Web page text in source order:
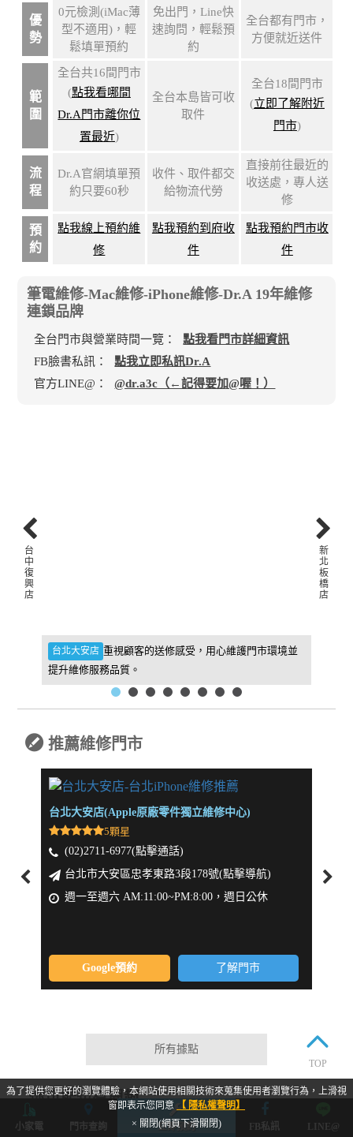
優
勢
0元檢測(iMac薄
型不適用)，輕
鬆填單預約
免出門，Line快
速詢問，輕鬆預
約
全台都有門市，
方便就近送件
範
圍
全台共16間門市
(點我看哪間
Dr.A門市離你位
置最近)
全台本島皆可收
取件
全台18間門市
(立即了解附近
門市)
流
程
Dr.A官網填單預
約只要60秒
收件、取件都交
給物流代勞
直接前往最近的
收送處，專人送
修
預
約
點我線上預約維
修
點我預約到府收
件
點我預約門市收
件
筆電維修-Mac維修-iPhone維修-Dr.A 19年維修
連鎖品牌
全台門市與營業時間一覽：
點我看門市詳細資訊
FB臉書私訊：
點我立即私訊Dr.A
官方LINE@：
@dr.a3c（←記得要加@喔！）
台北大安店 重視顧客的送修感受，用心維護門市環境並
提升維修服務品質。
新
北
板
橋
店
台
中
復
興
店
推薦維修門市
台北大安店(Apple原廠零件獨立維修中心)
5顆星
(02)2711-6977(點擊通話)
台北市大安區忠孝東路3段178號(點擊導航)
週一至週六 AM:11:00~PM:8:00，週日公休
Google預約 了解門市
所有據點
你可能也有興趣
小家電 門市查詢 立即預約 FB私訊 LINE@
為了提供您更好的瀏覽體驗，本網站使用相關技術來蒐集使用者瀏覽行為，上滑視
窗即表示您同意 【 隱私權聲明】
× 關閉(網頁下滑關閉)
TOP